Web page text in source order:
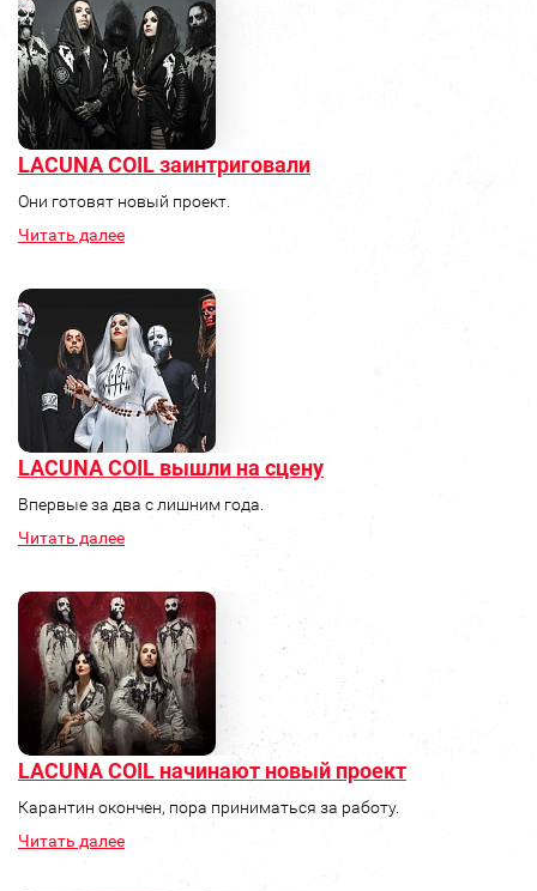
LACUNA COIL заинтриговали
Они готовят новый проект.
Читать далее
LACUNA COIL вышли на сцену
Впервые за два с лишним года.
Читать далее
LACUNA COIL начинают новый проект
Карантин окончен, пора приниматься за работу.
Читать далее